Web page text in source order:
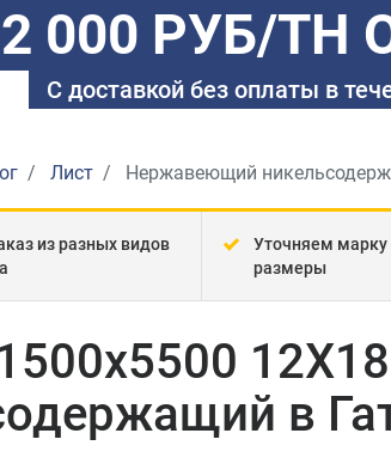
000 РУБ/ТН
С доставкой без оплаты в
Лист Нержавеющий
из разных видов
Уточняем марку
размеры
в